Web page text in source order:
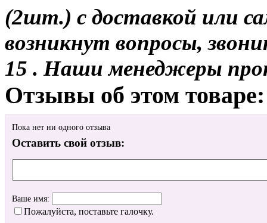
(2шт.) с доставкой или
возникнут вопросы,
15 . Наши менеджеры
Отзывы об этом товаре:
Пока нет ни одного отзыва
Оставить свой отзыв:
Ваше имя:
Пожалуйста, поставьте галочку.